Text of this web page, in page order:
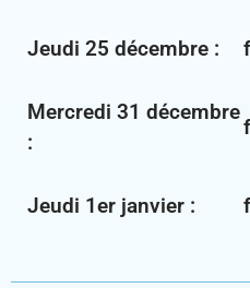
Jeudi 25 décembre :
Mercredi 31 décembre
:
Jeudi 1er janvier :